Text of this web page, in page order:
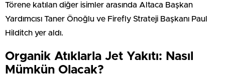
Törene katılan diğer isimler arasında Altaca Başkan
Yardımcısı Taner Önoğlu ve Firefly Strateji Başkanı Paul
Hilditch yer aldı.
Organik Atıklarla Jet Yakıtı: Nasıl
Mümkün Olacak?